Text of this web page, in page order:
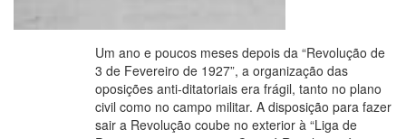
Um ano e poucos meses depois da “Revolução de
3 de Fevereiro de 1927”, a organização das
oposições anti-ditatoriais era frágil, tanto no plano
civil como no campo militar. A disposição para fazer
sair a Revolução coube no exterior à “Liga de